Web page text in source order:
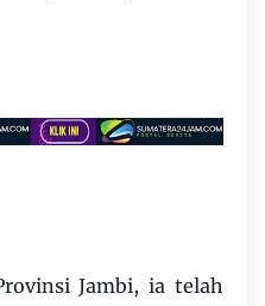
Jambi, ia telah